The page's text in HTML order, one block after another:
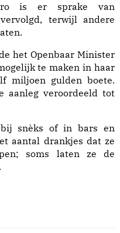
is er sprake van
terwijl andere
het Openbaar Minister
te maken in haar
miljoen gulden boete.
aanleg veroordeeld tot
bij snèks of in bars en
aantal drankjes dat ze
soms laten ze de